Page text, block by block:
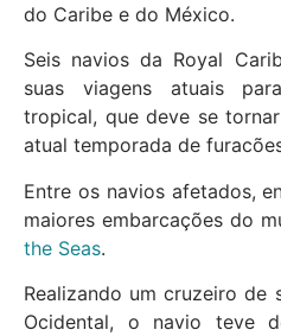
do Caribe e do México.
Seis navios da Royal
suas viagens atuais
tropical, que deve se
atual temporada de
Entre os navios afetados,
maiores embarcações do
the Seas.
Realizando um cruzeiro de
Ocidental, o navio teve